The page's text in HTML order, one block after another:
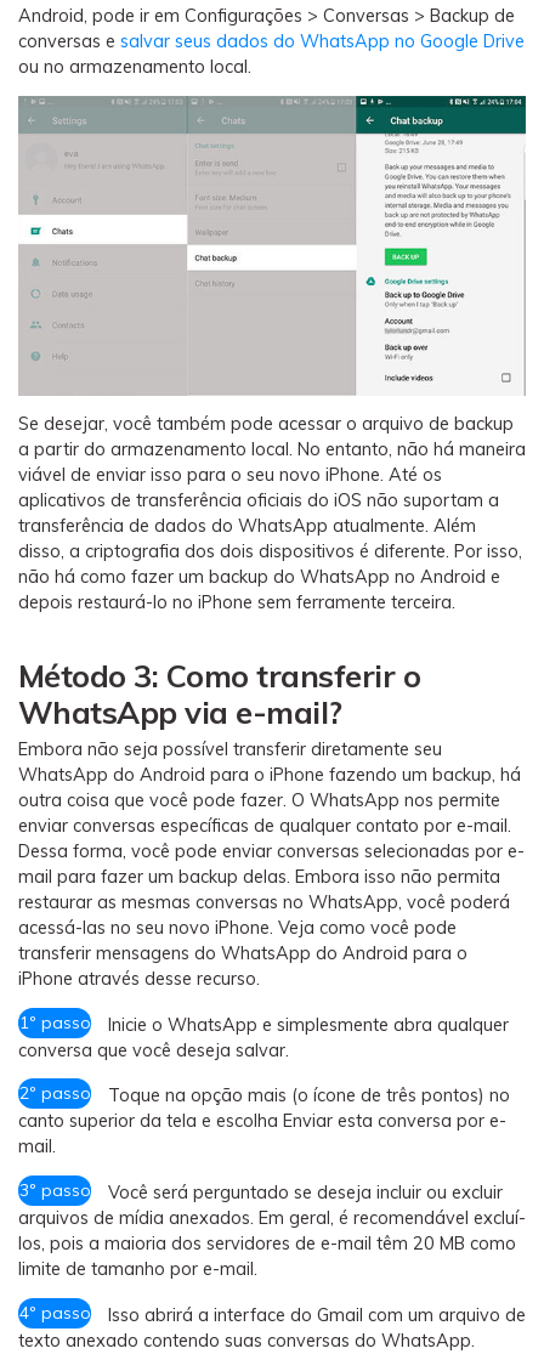
Android, pode ir em Configurações > Conversas > Backup de
conversas e salvar seus dados do WhatsApp no Google Drive
ou no armazenamento local.
Se desejar, você também pode acessar o arquivo de backup
a partir do armazenamento local. No entanto, não há maneira
viável de enviar isso para o seu novo iPhone. Até os
aplicativos de transferência oficiais do iOS não suportam a
transferência de dados do WhatsApp atualmente. Além
disso, a criptografia dos dois dispositivos é diferente. Por isso,
não há como fazer um backup do WhatsApp no Android e
depois restaurá-lo no iPhone sem ferramente terceira.
Método 3: Como transferir o
WhatsApp via e-mail?
Embora não seja possível transferir diretamente seu
WhatsApp do Android para o iPhone fazendo um backup, há
outra coisa que você pode fazer. O WhatsApp nos permite
enviar conversas específicas de qualquer contato por e-mail.
Dessa forma, você pode enviar conversas selecionadas por e-
mail para fazer um backup delas. Embora isso não permita
restaurar as mesmas conversas no WhatsApp, você poderá
acessá-las no seu novo iPhone. Veja como você pode
transferir mensagens do WhatsApp do Android para o
iPhone através desse recurso.
1º passo
Inicie o WhatsApp e simplesmente abra qualquer
conversa que você deseja salvar.
2º passo
Toque na opção mais (o ícone de três pontos) no
canto superior da tela e escolha Enviar esta conversa por e-
mail.
3º passo
Você será perguntado se deseja incluir ou excluir
arquivos de mídia anexados. Em geral, é recomendável excluí-
los, pois a maioria dos servidores de e-mail têm 20 MB como
limite de tamanho por e-mail.
4º passo
Isso abrirá a interface do Gmail com um arquivo de
texto anexado contendo suas conversas do WhatsApp.